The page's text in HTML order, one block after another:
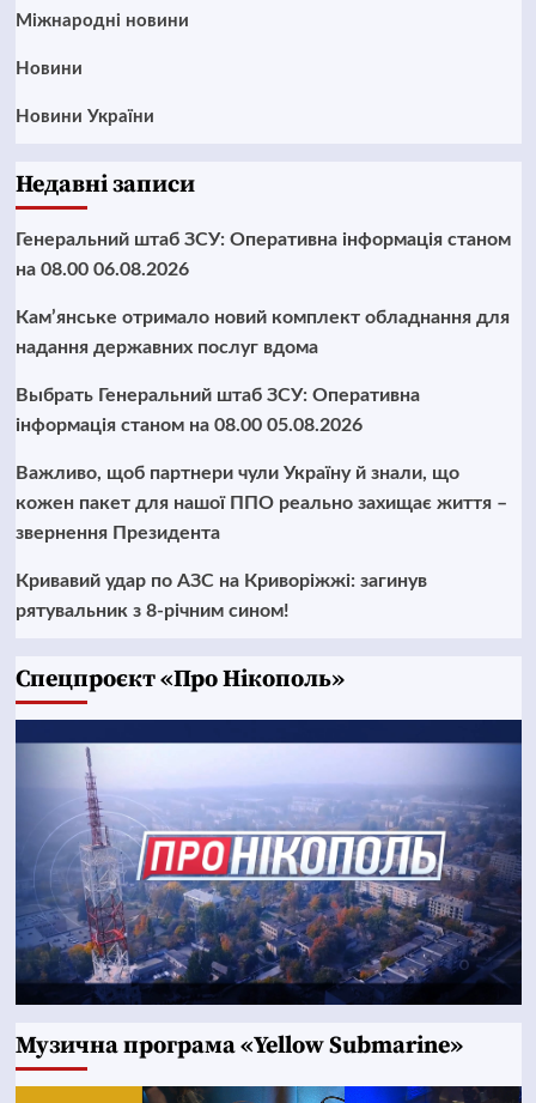
Міжнародні новини
Новини
Новини України
Недавні записи
Генеральний штаб ЗСУ: Оперативна інформація станом
на 08.00 06.08.2026
Кам’янське отримало новий комплект обладнання для
надання державних послуг вдома
Выбрать Генеральний штаб ЗСУ: Оперативна
інформація станом на 08.00 05.08.2026
Важливо, щоб партнери чули Україну й знали, що
кожен пакет для нашої ППО реально захищає життя –
звернення Президента
Кривавий удар по АЗС на Криворіжжі: загинув
рятувальник з 8-річним сином!
Cпецпроєкт «Про Нікополь»
Музична програма «Yellow Submarine»